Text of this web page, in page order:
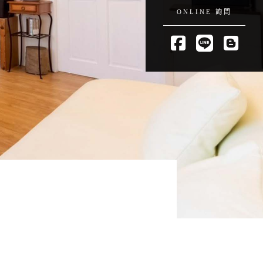
ONLINE 詢問